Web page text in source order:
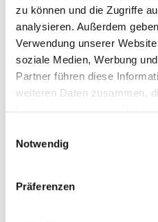
zu können und die Zugriffe
analysieren. Außerdem
Verwendung unserer
soziale Medien, Werbung
Partner führen diese
weiteren Daten zusammen,
Notwendig
Präferenzen
keine Bildunterschrift © ©